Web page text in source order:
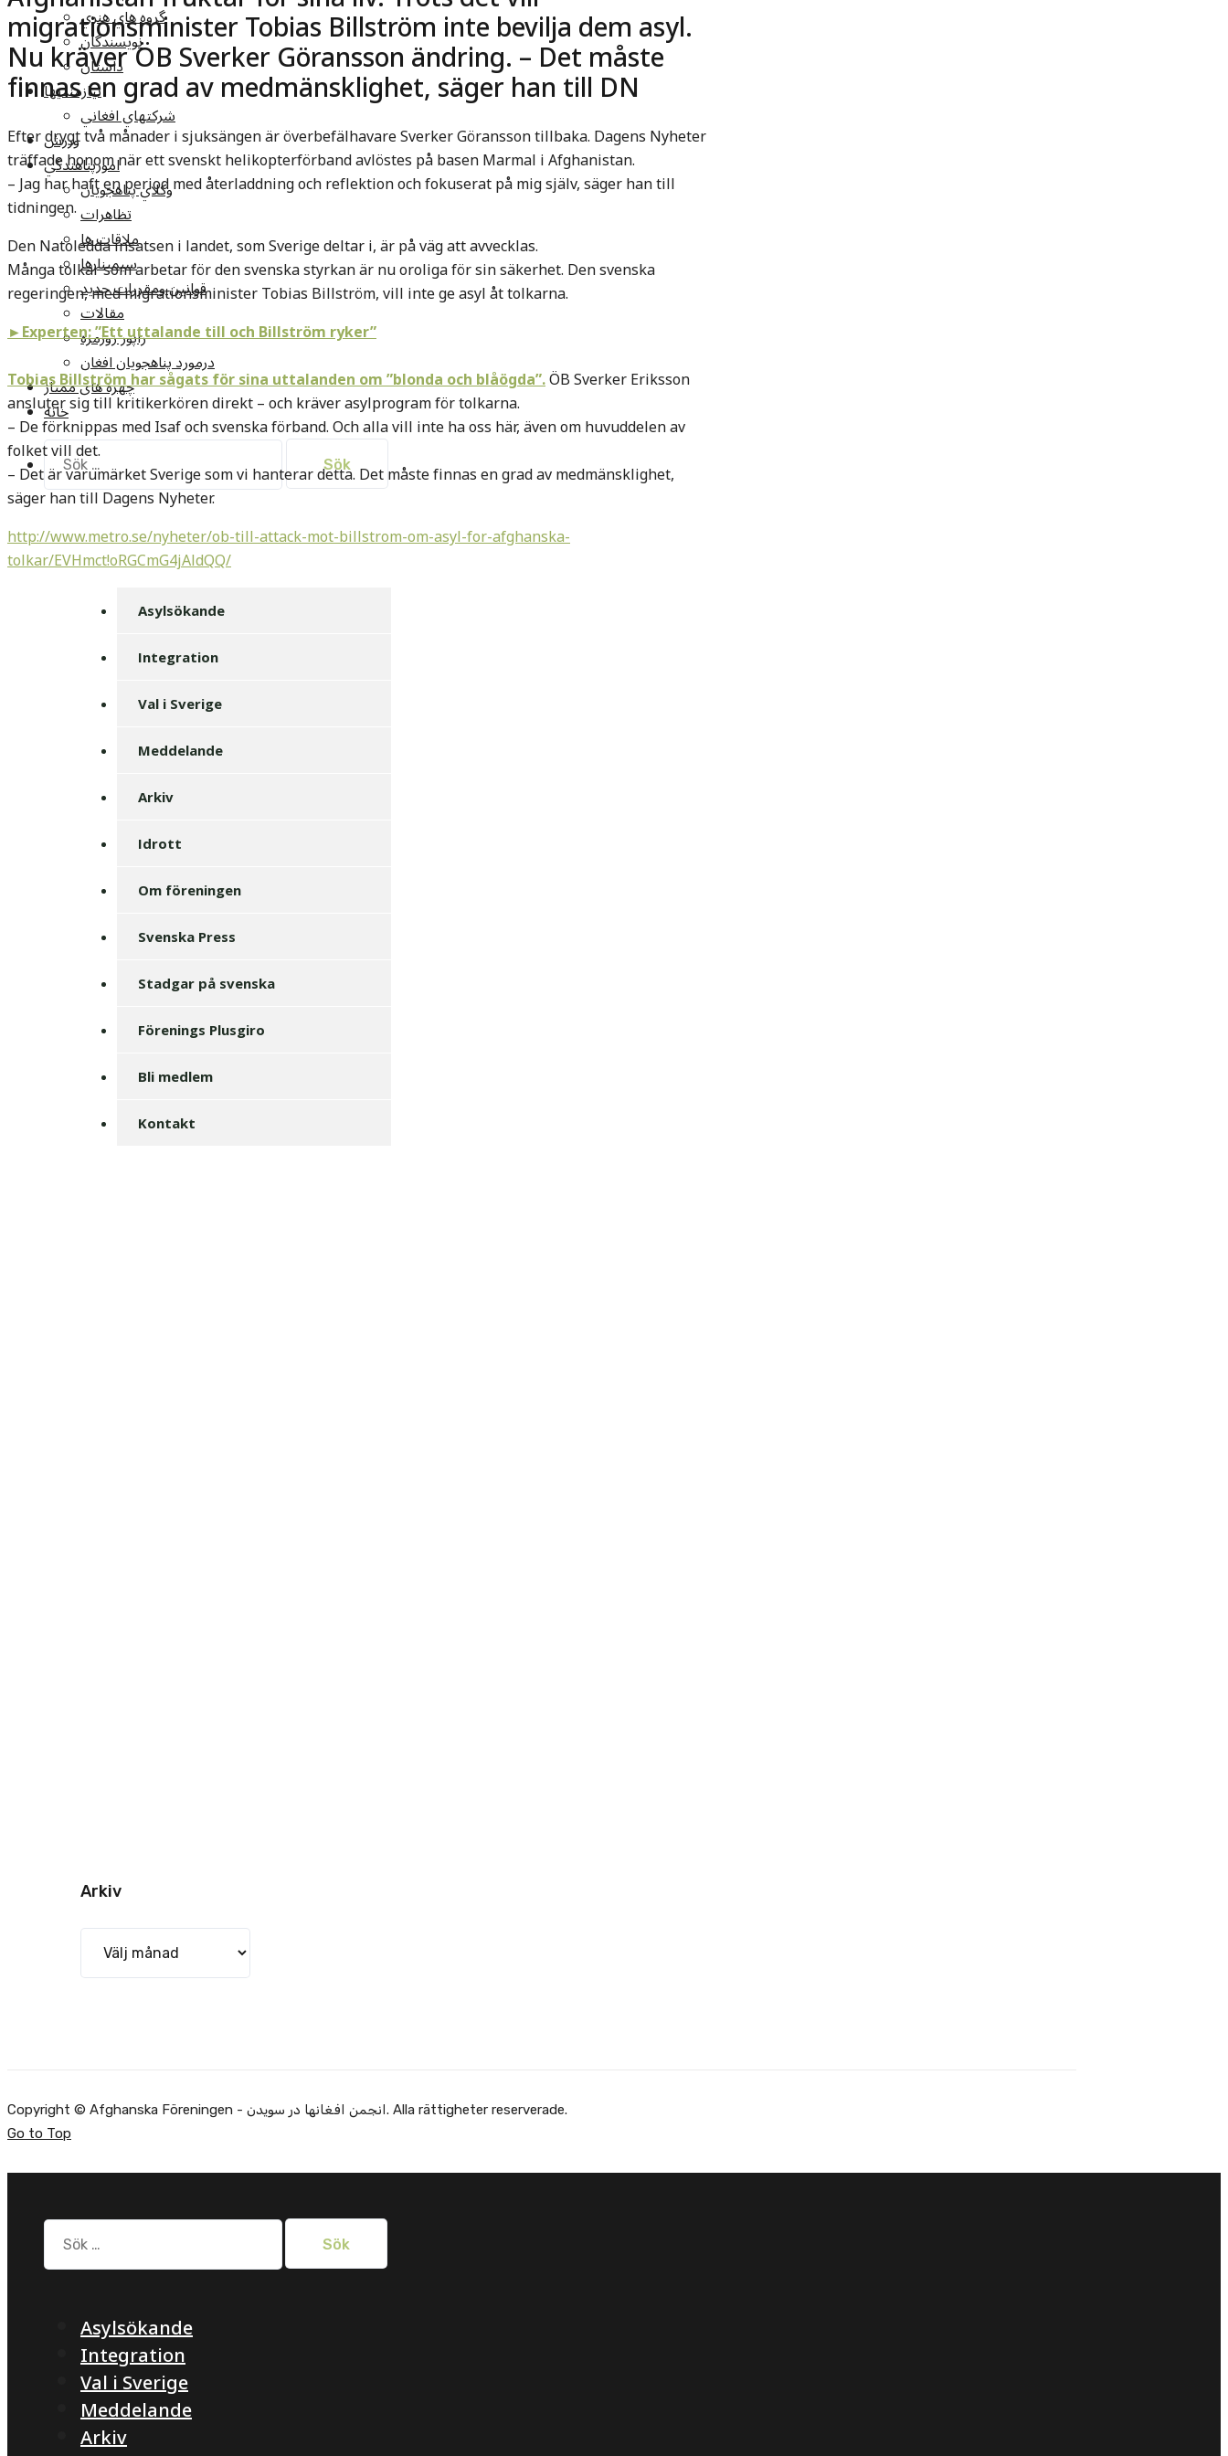
گروه هاي هنري
نويسندگان
داستان
نيازمنديها
شرکتهاي افغاني
ورزش
امورپناهندگي
وکلاي پناهجويان
تظاهرات
ملاقات ها
سيمينارها
قوانين ومقررات جديد
مقالات
راپور روزمره
درمورد پناهجويان افغان
چهره های ممتاز
خانه
Sök
efter:
migrationsminister Tobias Billström inte bevilja dem asyl.
Nu kräver ÖB Sverker Göransson ändring. – Det måste
finnas en grad av medmänsklighet, säger han till DN
Efter drygt två månader i sjuksängen är överbefälhavare Sverker Göransson tillbaka. Dagens Nyheter
träffade honom när ett svenskt helikopterförband avlöstes på basen Marmal i Afghanistan.
– Jag har haft en period med återladdning och reflektion och fokuserat på mig själv, säger han till
tidningen.
Den Natoledda insatsen i landet, som Sverige deltar i, är på väg att avvecklas.
Många tolkar som arbetar för den svenska styrkan är nu oroliga för sin säkerhet. Den svenska
regeringen, med migrationsminister Tobias Billström, vill inte ge asyl åt tolkarna.
►Experten: ”Ett uttalande till och Billström ryker”
Tobias Billström har sågats för sina uttalanden om ”blonda och blåögda”.ÖB Sverker Eriksson
ansluter sig till kritikerkören direkt – och kräver asylprogram för tolkarna.
– De förknippas med Isaf och svenska förband. Och alla vill inte ha oss här, även om huvuddelen av
folket vill det.
– Det är varumärket Sverige som vi hanterar detta. Det måste finnas en grad av medmänsklighet,
säger han till Dagens Nyheter.
http://www.metro.se/nyheter/ob-till-attack-mot-billstrom-om-asyl-for-afghanska-
tolkar/EVHmct!oRGCmG4jAldQQ/
Asylsökande
Integration
Val i Sverige
Meddelande
Arkiv
Idrott
Om föreningen
Svenska Press
Stadgar på svenska
Förenings Plusgiro
Bli medlem
Kontakt
Arkiv
Copyright © Afghanska Föreningen - انجمن افغانها در سویدن. Alla rättigheter reserverade.
Go to Top
Sök
efter:
Asylsökande
Integration
Val i Sverige
Meddelande
Arkiv